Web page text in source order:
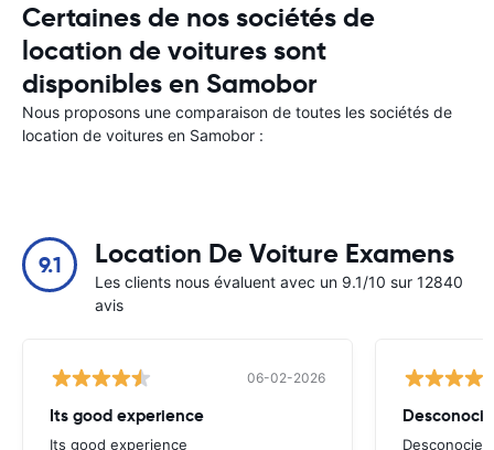
Certaines de nos sociétés de
location de voitures sont
disponibles en Samobor
Nous proposons une comparaison de toutes les sociétés de
location de voitures en Samobor :
9.1 Location De Voiture Examens
Les clients nous évaluent avec un 9.1/10 sur 12840
avis
06-02-2026
Its good experience
Its good experience